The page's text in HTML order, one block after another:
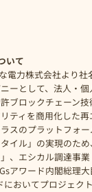
いて
電力株式会社より社
ーとして、法人・個
ブロックチェーン
ティを商用化した
スのプラットフォー
イル」の実現のた
、エシカル調達事
アワード内閣総理
においてプロジェク